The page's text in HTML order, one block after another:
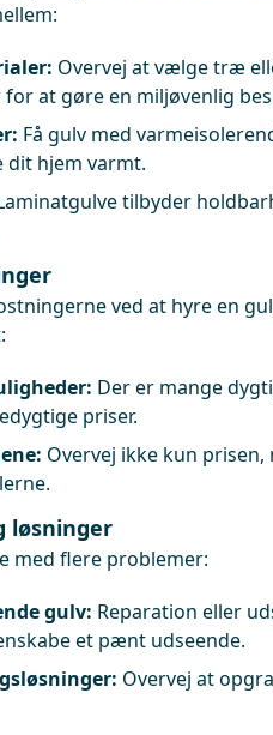
Overvej at vælge træ
at gøre en miljøvenlig
Få gulv med
dit hjem varmt.
tilbyder
ved at hyre en
Der er mange
priser.
Overvej ikke kun
løsninger
med flere problemer:
gulv: Reparation eller
et pænt udseende.
Overvej at